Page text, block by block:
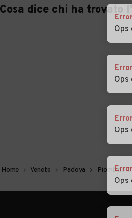
Auto usate Vo'
Cosa dice chi ha trovato
Home Veneto Padova Piombino
Error
Ops
Error
Ops
Error
Ops
Error
Ops